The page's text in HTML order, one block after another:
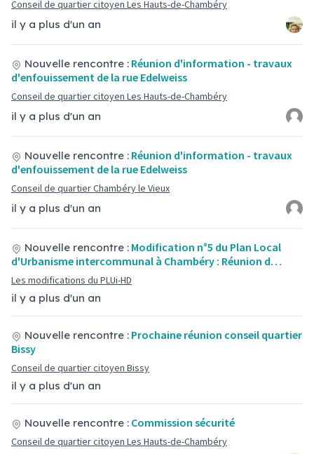
il y a plus d'un an
Conseil de quartier citoyen Les Hauts-de-Chambéry
il y a plus d'un an
Nouvelle rencontre : Réunion d'information - travaux
d'enfouissement de la rue Edelweiss
Conseil de quartier citoyen Les Hauts-de-Chambéry
il y a plus d'un an
Nouvelle rencontre : Réunion d'information - travaux
d'enfouissement de la rue Edelweiss
Conseil de quartier Chambéry le Vieux
il y a plus d'un an
Nouvelle rencontre : Modification n°5 du Plan Local
d'Urbanisme intercommunal à Chambéry : Réunion d…
Les modifications du PLUi-HD
il y a plus d'un an
Nouvelle rencontre : Prochaine réunion conseil quartier
Bissy
Conseil de quartier citoyen Bissy
Nouvelle rencontre : Commission sécurité
Conseil de quartier citoyen Les Hauts-de-Chambéry